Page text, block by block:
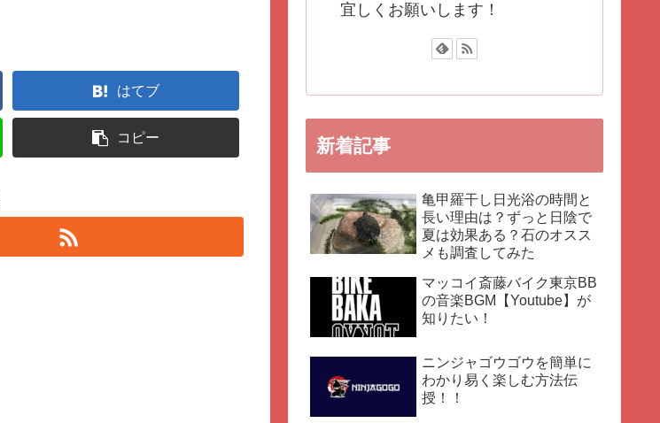
はてブ
コピー
宜しくお願いします！
新着記事
亀甲羅干し日光浴の時間と
長い理由は？ずっと日陰で
夏は効果ある？石のオスス
メも調査してみた
マッコイ斎藤バイク東京BB
の音楽BGM【Youtube】が
知りたい！
ニンジャゴウゴウを簡単に
わかり易く楽しむ方法伝
授！！